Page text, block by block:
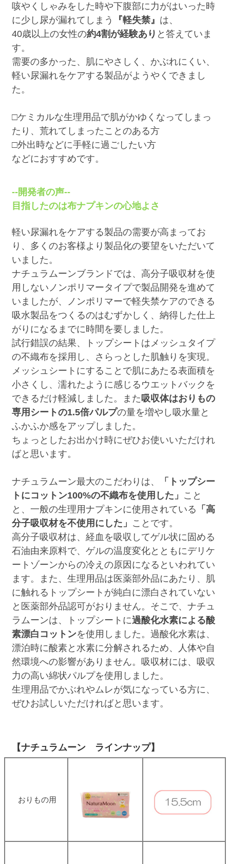
咳やくしゃみをした時や下腹部に力がはいった時
に少し尿が漏れてしまう
『軽失禁』 は、
40歳以上の女性の約4割が経験あり と答えていま
す。
需要の多かった、肌にやさしく、かぶれにくい、
軽い尿漏れをケアする製品がようやくできまし
た。
□ケミカルな生理用品で肌がかゆくなってしまっ
たり、荒れてしまったことのある方
□外出時などに手軽に過ごしたい方
などにおすすめです。
--開発者の声--
目指したのは布ナプキンの心地よさ
軽い尿漏れをケアする製品の需要が高まってお
り、多くのお客様より製品化の要望をいただいて
いました。
ナチュラムーンブランドでは、高分子吸収材を使
用しないノンポリマータイプで製品開発を進めて
いましたが、ノンポリマーで軽失禁ケアのできる
吸水製品をつくるのはむずかしく、納得した仕上
がりになるまでに時間を要しました。
試行錯誤の結果、トップシートはメッシュタイプ
の不織布を採用し、さらっとした肌触りを実現。
メッシュシートにすることで肌にあたる表面積を
小さくし、濡れたように感じるウエットバックを
できるだけ軽減しました。また 吸収体はおりもの
専用シートの1.5倍パルプの量を増やし吸水量と
ふかふか感をアップしました。
ちょっとしたお出かけ時にぜひお使いいただけれ
ばと思います。
ナチュラムーン最大のこだわりは、
「トップシー
トにコットン100%の不織布を使用した」 こと
と、一般の生理用ナプキンに使用されている 「高
分子吸収材を不使用にした」 ことです。
高分子吸収材は、経血を吸収してゲル状に固める
石油由来原料で、ゲルの温度変化とともにデリケ
ートゾーンからの冷えの原因になるといわれてい
ます。また、生理用品は医薬部外品にあたり、肌
に触れるトップシートが純白に漂白されていない
と医薬部外品認可がおりません。そこで、ナチュ
ラムーンは、トップシートに過酸化水素による酸
素漂白コットンを使用しました。過酸化水素は、
漂泊時に酸素と水素に分解されるため、人体や自
然環境への影響がありません。吸収材には、吸収
力の高い綿状パルプを使用しました。
生理用品でかぶれやムレが気になっている方に、
ぜひお試しいただければと思います。
【ナチュラムーン ラインナップ】
おりもの用